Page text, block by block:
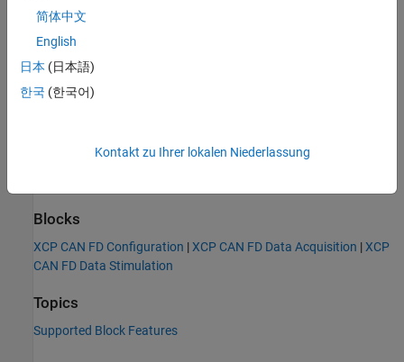
C/C++ Code Generation
Generate C and C++ code using Simulink® Coder™.
Introduced in R2022b
Blocks
XCP CAN FD Configuration |XCP CAN FD Data Acquisition |XCP
CAN FD Data Stimulation
Topics
Supported Block Features
简体中文
English
日本 (日本語)
한국 (한국어)
Kontakt zu Ihrer lokalen Niederlassung